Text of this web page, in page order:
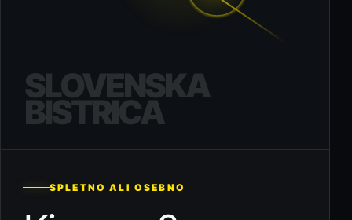
SLOVENSKA
BISTRICA
SPLETNO ALI OSEBNO